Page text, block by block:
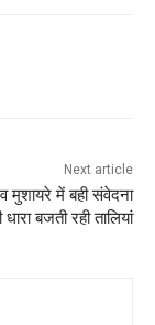
Next article
मुशायरे में बही संवेदना
बजती रही तालियां